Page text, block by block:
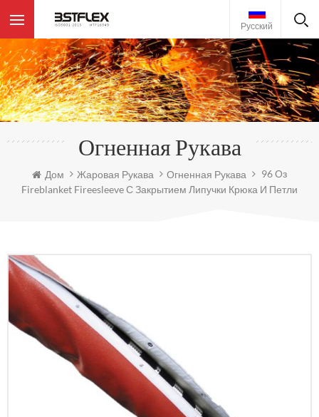
Русский
Огненная Рукава
Дом Жаровая Рукава Огненная Рукава
96 Оз
Fireblanket Fireesleeve С Закрытием Липучки Крюка И Петли